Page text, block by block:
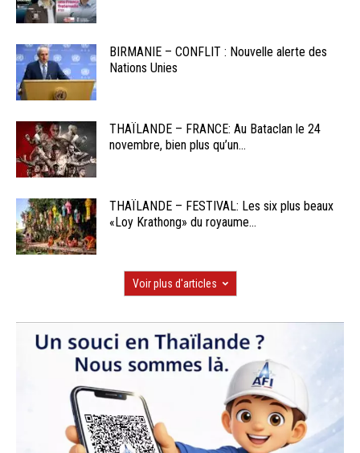
BIRMANIE – CONFLIT : Nouvelle alerte des
Nations Unies
THAÏLANDE – FRANCE: Au Bataclan le 24
novembre, bien plus qu’un...
THAÏLANDE – FESTIVAL: Les six plus beaux
«Loy Krathong» du royaume...
Voir plus d'articles